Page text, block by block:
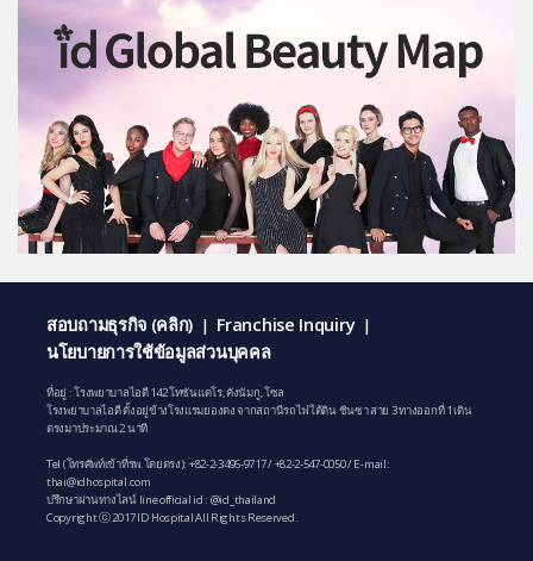
สอบถามธุรกิจ (คลิก) | Franchise Inquiry |
นโยบายการใช้ข้อมูลส่วนบุคคล
ที่อยู่ : โรงพยาบาลไอดี 142 โทซันแดโร, คังนัมกู, โซล
โรงพยาบาลไอดี ตั้งอยู่ข้างโรงแรมยองดง จากสถานีรถไฟใต้ดิน ชินซา สาย 3 ทางออกที่ 1 เดิน
ตรงมาประมาณ 2 นาที
Tel (โทรศัพท์เข้าที่รพ.โดยตรง): +82-2-3496-9717/+82-2-547-0050/ E-mail:
thai@idhospital.com
ปรึกษาผ่านทางไลน์ line official id : @id_thailand
Copyright ⓒ 2017 ID Hospital All Rights Reserved.